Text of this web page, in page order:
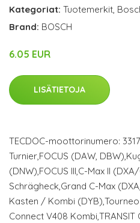
Kategoriat: Tuotemerkit,
Brand: BOSCH
6.05 EUR
LISÄTIETOJA
TECDOC-moottorinumero:
Turnier,FOCUS (DAW,
(DNW),FOCUS III,C-Max II
Schrägheck,Grand C-Max
Kasten / Kombi
Connect V408 Kombi,TRANSIT